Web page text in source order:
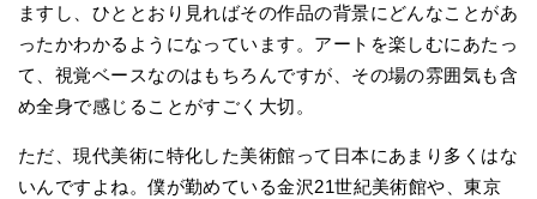
ますし、ひととおり見ればその作品の背景にどんなことがあ
ったかわかるようになっています。アートを楽しむにあたっ
て、視覚ベースなのはもちろんですが、その場の雰囲気も含
め全身で感じることがすごく大切。
ただ、現代美術に特化した美術館って日本にあまり多くはな
いんですよね。僕が勤めている金沢21世紀美術館や、東京